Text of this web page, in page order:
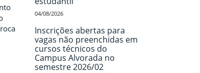
04/08/2026
Inscrições abertas para
vagas não preenchidas em
cursos técnicos do
Campus Alvorada no
semestre 2026/02